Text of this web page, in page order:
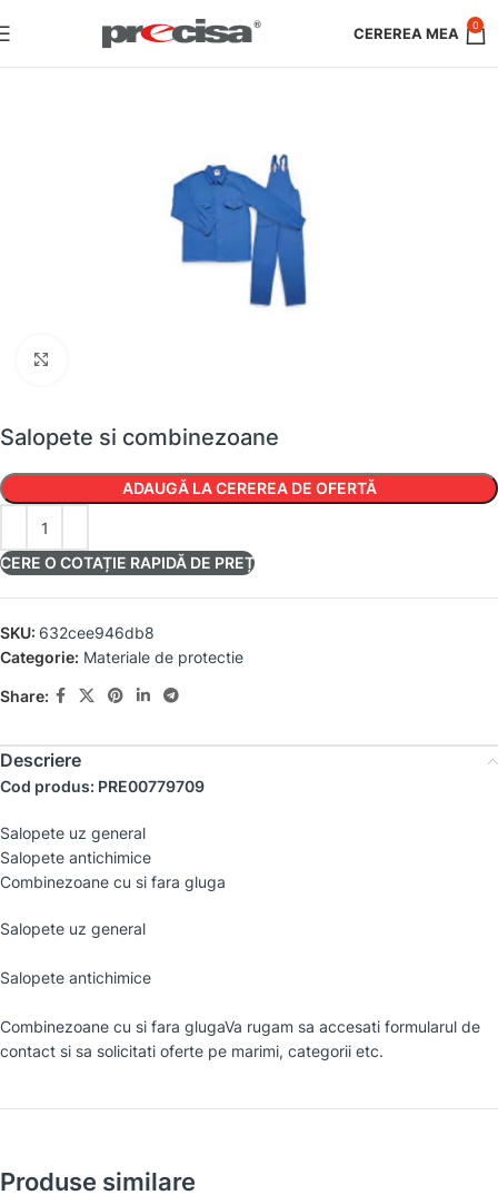
0
Salopete si combinezoane
ADAUGĂ LA CEREREA DE OFERTĂ
CERE O COTAȚIE RAPIDĂ DE PREȚ
SKU: 632cee946db8
Categorie: Materiale de protectie
Share:
Descriere
Cod produs: PRE00779709
Salopete uz general
Salopete antichimice
Combinezoane cu si fara gluga
Salopete uz general
Salopete antichimice
Combinezoane cu si fara glugaVa rugam sa accesati formularul de
contact si sa solicitati oferte pe marimi, categorii etc.
Produse similare